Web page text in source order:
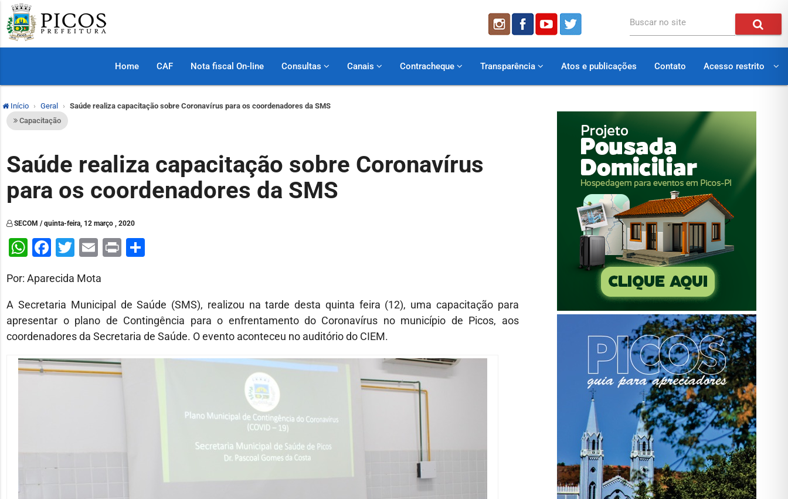
Buscar no site
Home CAF Nota fiscal On-line Consultas Canais Contracheque Transparência Atos e publicações Contato Acesso restrito
Início Geral
Saúde realiza capacitação sobre Coronavírus para os coordenadores da SMS
Capacitação
Saúde realiza capacitação sobre Coronavírus
para os coordenadores da SMS
SECOM / quinta-feira, 12 março , 2020
WhatsApp
Facebook
Twitter
Email
Print
Por: Aparecida Mota
A Secretaria Municipal de Saúde (SMS), realizou na tarde desta quinta feira (12), uma capacitação para
apresentar o plano de Contingência para o enfrentamento do Coronavírus no município de Picos, aos
coordenadores da Secretaria de Saúde. O evento aconteceu no auditório do CIEM.